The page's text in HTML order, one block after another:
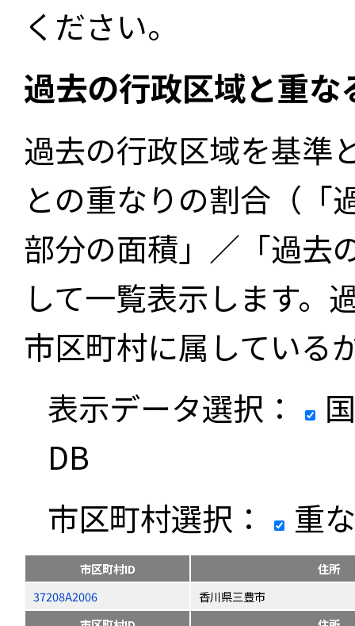
ください。
過去の行政区域と重
過去の行政区域を基準
との重なりの割合（「
部分の面積」／「過去
して一覧表示します。
市区町村に属している
表示データ選択：
DB
市区町村選択：
重
市区町村ID
住所
37208A2006
香川県三豊市